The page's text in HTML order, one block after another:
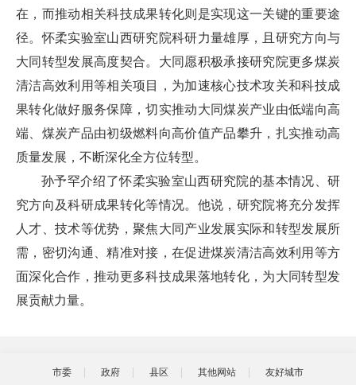
在，而推动相关科技成果转化则是实现这一关键的重要途
径。怀柔实验室山西研究院科研力量雄厚，且研究方向与
大同转型发展高度契合。大同愿积极承接研究院更多煤炭
清洁高效利用等相关项目，为加速核心技术攻关和科技成
果转化做好服务保障，切实推动大同煤炭产业由低端向高
端、煤炭产品由初级燃料向高价值产品攀升，扎实推动高
质量发展，不断深化全方位转型。
孙予罕介绍了怀柔实验室山西研究院的基本情况、研
究方向及科研成果转化等情况。他说，研究院将充分发挥
人才、技术等优势，聚焦大同产业发展实际和转型发展所
需，密切沟通、精准对接，在促进煤炭清洁高效利用等方
面深化合作，推动更多科技成果落地转化，为大同转型发
展贡献力量。
市委 政府 县区 其他网站 友好城市